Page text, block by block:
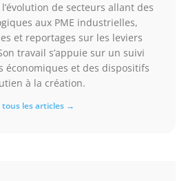
de secteurs allant des
aux PME industrielles,
et reportages sur les leviers
travail s’appuie sur un suivi
économiques et des dispositifs
à la création.
tous les articles →